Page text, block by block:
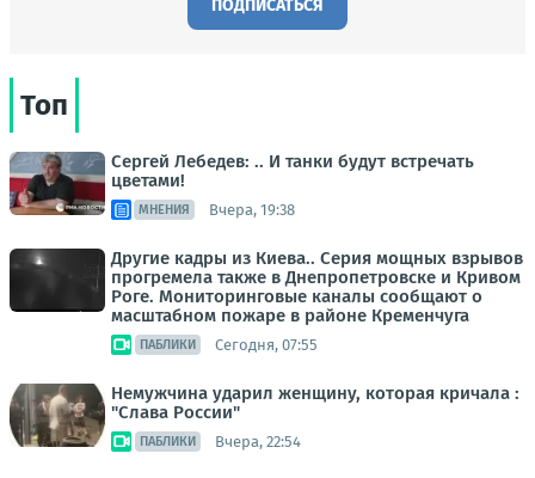
ПОДПИСАТЬСЯ
Топ
Сергей Лебедев: .. И танки будут встречать
цветами!
МНЕНИЯ Вчера, 19:38
Другие кадры из Киева.. Серия мощных взрывов
прогремела также в Днепропетровске и Кривом
Роге. Мониторинговые каналы сообщают о
масштабном пожаре в районе Кременчуга
ПАБЛИКИ Сегодня, 07:55
Немужчина ударил женщину, которая кричала :
"Слава России"
ПАБЛИКИ Вчера, 22:54